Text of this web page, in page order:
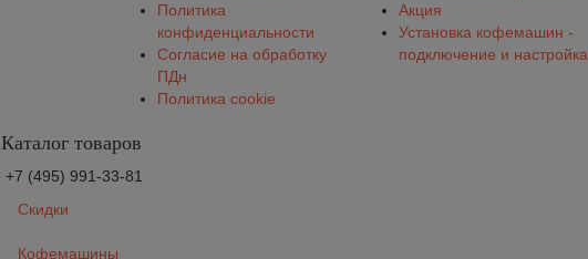
Политика
конфиденциальности
Согласие на обработку
ПДн
Политика cookie
Акция
Установка кофемашин -
подключение и настройка
Каталог товаров
+7 (495) 991-33-81
Скидки
Кофемашины